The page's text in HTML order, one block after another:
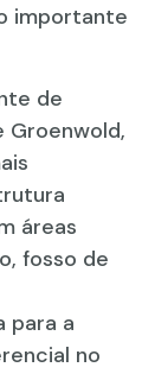
importante
de
Groenwold,
áreas
fosso de
para a
no